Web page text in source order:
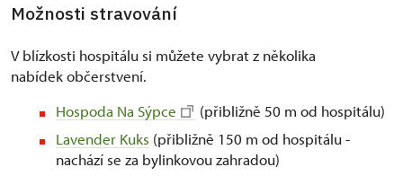
Možnosti stravování
V blízkosti hospitálu si můžete vybrat z několika
nabídek občerstvení.
Hospoda Na Sýpce
(přibližně 50 m od hospitálu)
Lavender Kuks (přibližně 150 m od hospitálu -
nachází se za bylinkovou zahradou)